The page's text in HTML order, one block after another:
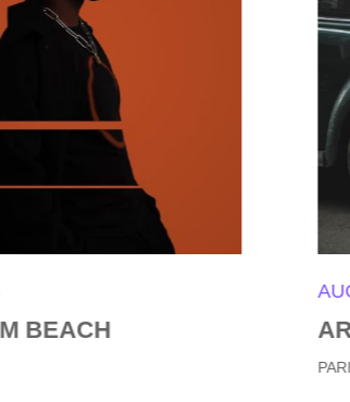
ARTCSAPE THEATRE